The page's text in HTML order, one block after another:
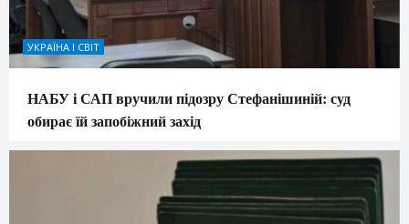
УКРАЇНА І СВІТ
НАБУ і САП вручили підозру Стефанішиній: суд
обирає їй запобіжний захід